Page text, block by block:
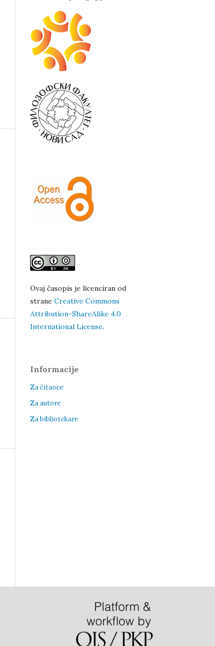
Ovaj časopis je licenciran od
strane Creative Commons
Attribution-ShareAlike 4.0
International License.
Informacije
Za čitaoce
Za autore
Za bibliotekare